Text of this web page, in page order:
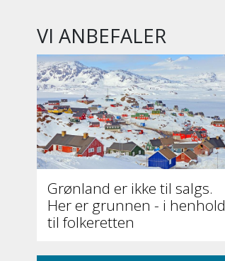
VI ANBEFALER
Grønland er ikke til salgs.
Her er grunnen - i henhold
til folkeretten